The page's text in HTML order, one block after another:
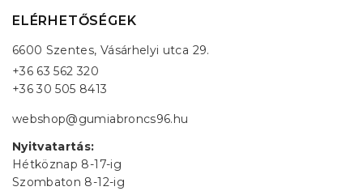
ELÉRHETŐSÉGEK
6600 Szentes, Vásárhelyi utca 29.
+36 63 562 320
+36 30 505 8413
webshop@gumiabroncs96.hu
Nyitvatartás:
Hétköznap 8-17-ig
Szombaton 8-12-ig